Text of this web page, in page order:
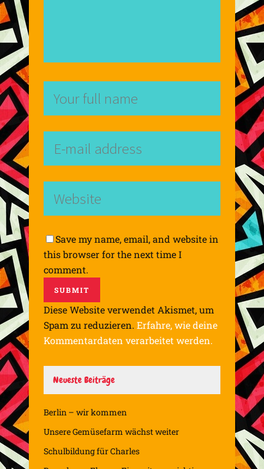
Save my name, email, and website in
this browser for the next time I
comment.
Diese Website verwendet Akismet, um
Spam zu reduzieren. Erfahre, wie deine
Kommentardaten verarbeitet werden.
Neueste Beiträge
Berlin – wir kommen
Unsere Gemüsefarm wächst weiter
Schulbildung für Charles